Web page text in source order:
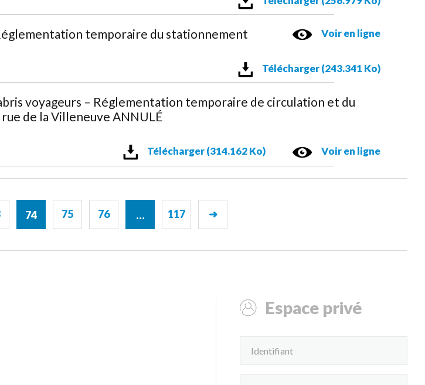
temporaire du stationnement Voir en ligne
Télécharger (243.341 Ko)
voyageurs – Réglementation temporaire de circulation et du
de la Villeneuve ANNULÉ
Voir en ligne
Télécharger (314.162 Ko)
74 75 76 … 117 ➜
Espace privé